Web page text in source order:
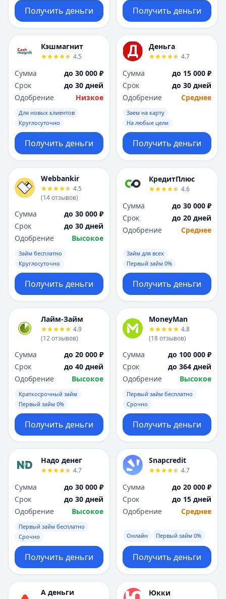
Получить деньги Получить деньги
Кэшмагнит
4.5
Сумма
до 30 000 ₽
Срок
до 30 дней
Одобрение
Низкое
Для новых клиентов
Круглосуточно
Получить деньги
Деньга
4.7
Сумма
до 15 000 ₽
Срок
до 30 дней
Одобрение
Среднее
Заем на карту
На любые цели
Получить деньги
Webbankir
4.5
(14отзывов)
Сумма
до 30 000 ₽
Срок
до 30 дней
Одобрение
Высокое
Займ бесплатно
Круглосуточно
Получить деньги
КредитПлюс
4.6
Сумма
до 30 000 ₽
Срок
до 20 дней
Одобрение
Среднее
Займ для всех
Первый займ 0%
Получить деньги
Лайм-Займ
4.9
(12отзывов)
Сумма
до 20 000 ₽
Срок
до 40 дней
Одобрение
Высокое
Краткосрочный займ
Первый займ 0%
Получить деньги
MoneyMan
4.8
(18отзывов)
Сумма
до 100 000 ₽
Срок
до 364 дней
Одобрение
Высокое
Первый займ бесплатно
Срочно
Получить деньги
Надо денег
4.7
Сумма
до 30 000 ₽
Срок
до 30 дней
Одобрение
Высокое
Первый займ бесплатно
Срочно
Получить деньги
Snapcredit
4.7
Сумма
до 20 000 ₽
Срок
до 15 дней
Одобрение
Среднее
Онлайн Первый займ 0%
Получить деньги
А деньги Юкки